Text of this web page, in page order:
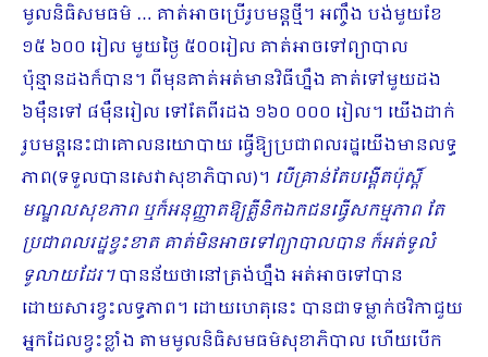
មូលនិធិសមធម៌ … គាត់អាចប្រើរូបមន្តថ្មី។ អញ្ចឹង បង់មួយខែ
១៥ ៦០០ រៀល មួយថ្ងៃ ៥០០រៀល គាត់អាចទៅព្យាបាល
ប៉ុន្មានដងក៏បាន។ ពីមុនគាត់អត់មានវិធីហ្នឹង គាត់ទៅមួយដង
៦ម៉ឺនទៅ ៨ម៉ឺនរៀល ទៅតែពីរដង ១៦០ ០០០ រៀល។ យើងដាក់
រូបមន្តនេះជាគោលនយោបាយ ធ្វើឱ្យប្រជាពលរដ្ឋយើងមានលទ្ធ
ភាព(ទទួលបានសេវាសុខាភិបាល)។ បើគ្រាន់តែបង្តើតប៉ុស្ដិ៍
មណ្ឌលសុខភាព ឬក៏អនុញ្ញាតឱ្យគ្លីនិកឯកជនធ្វើសកម្មភាព តែ
ប្រជាពលរដ្ឋខ្វះខាត គាត់មិនអាចទៅព្យាបាលបាន ក៏អត់ទូលំ
ទូលាយដែរ។បានន័យថានៅត្រង់ហ្នឹង អត់អាចទៅបាន
ដោយសារខ្វះលទ្ធភាព។ ដោយហេតុនេះ បានជាទម្លាក់ថវិកាជួយ
អ្នកដែលខ្វះខ្លាំង តាមមូលនិធិសមធម៌សុខាភិបាល ហើយបើក